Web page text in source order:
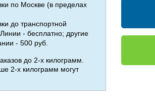
по Москве (в пределах
до транспортной
- бесплатно; другие
- 500 руб.
до 2-х килограмм.
2-х килограмм могут